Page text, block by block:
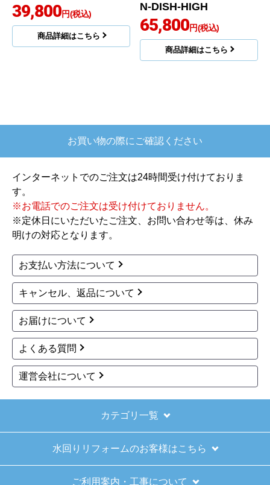
39,800円(税込)
商品詳細はこちら
N-DISH-HIGH
65,800円(税込)
商品詳細はこちら
お買い物の際にご確認ください
インターネットでのご注文は24時間受け付けておりま
す。
※お電話でのご注文は受け付けておりません。
※定休日にいただいたご注文、お問い合わせ等は、休み
明けの対応となります。
お支払い方法について
キャンセル、返品について
お届けについて
よくある質問
運営会社について
カテゴリ一覧
水回りリフォームのお客様はこちら
ご利用案内・工事について